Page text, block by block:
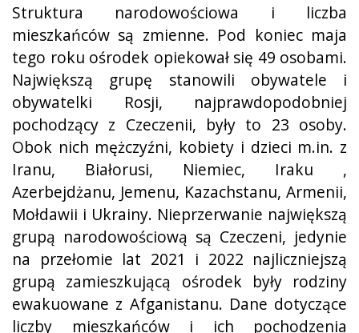
Struktura narodowościowa i liczba
mieszkańców są zmienne. Pod koniec maja
tego roku ośrodek opiekował się 49 osobami.
Największą grupę stanowili obywatele i
obywatelki Rosji, najprawdopodobniej
pochodzący z Czeczenii, były to 23 osoby.
Obok nich mężczyźni, kobiety i dzieci m.in. z
Iranu, Białorusi, Niemiec, Iraku ,
Azerbejdżanu, Jemenu, Kazachstanu, Armenii,
Mołdawii i Ukrainy. Nieprzerwanie największą
grupą narodowościową są Czeczeni, jedynie
na przełomie lat 2021 i 2022 najliczniejszą
grupą zamieszkującą ośrodek były rodziny
ewakuowane z Afganistanu. Dane dotyczące
liczby mieszkańców i ich pochodzenia